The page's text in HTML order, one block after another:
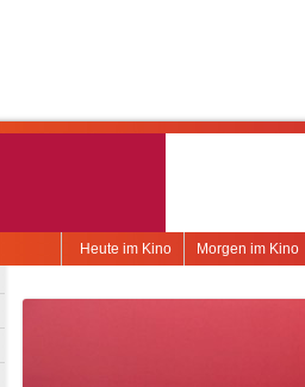
Morgen im Kino
Heute im Kino